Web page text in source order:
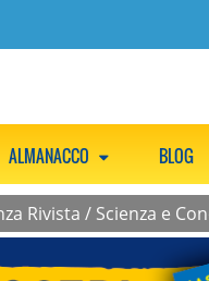
ALMANACCO BLOG
Rivista / Scienza e